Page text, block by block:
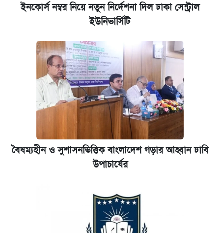
ইনকোর্স নম্বর নিয়ে নতুন নির্দেশনা দিল ঢাকা সেন্ট্রাল
ইউনিভার্সিটি
বৈষম্যহীন ও সুশাসনভিত্তিক বাংলাদেশ গড়ার আহ্বান ঢাবি
উপাচার্যের